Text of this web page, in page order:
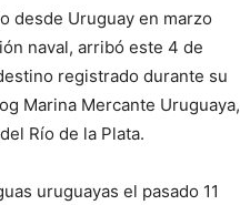
desde Uruguay en marzo
naval, arribó este 4 de
registrado durante su
Marina Mercante Uruguaya,
Río de la Plata.
uruguayas el pasado 11